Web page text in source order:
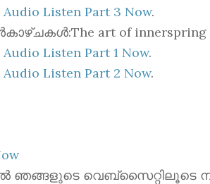
Listen Part 3 Now.
art of innerspring
Listen Part 1 Now.
Listen Part 2 Now.
വെബ്സൈറ്റിലൂടെ